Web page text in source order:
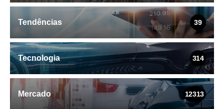
Tendências 39
Tecnologia 314
Mercado 12313